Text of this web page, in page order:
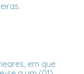
em que